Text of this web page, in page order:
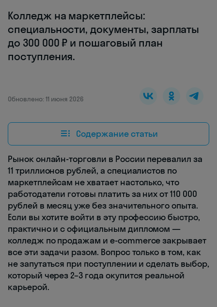
Колледж на маркетплейсы:
специальности, документы, зарплаты
до 300 000 ₽ и пошаговый план
поступления.
Обновлено: 11 июня 2026
Содержание статьи
Рынок онлайн-торговли в России перевалил за
11 триллионов рублей, а специалистов по
маркетплейсам не хватает настолько, что
работодатели готовы платить за них от 110 000
рублей в месяц уже без значительного опыта.
Если вы хотите войти в эту профессию быстро,
практично и с официальным дипломом —
колледж по продажам и e-commerce закрывает
все эти задачи разом. Вопрос только в том, как
не запутаться при поступлении и сделать выбор,
который через 2–3 года окупится реальной
карьерой.